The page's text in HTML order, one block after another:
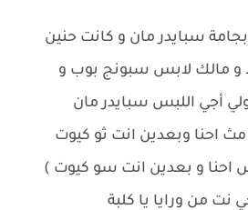
سبايدر مان و كانت حنين
و مالك لابس سبونج بوب و
أجي اللبس سبايدر مان
مث احنا وبعدين انت ثو كيوت
احنا و بعدين انت سو كيوت )
من ورايا يا كلبة